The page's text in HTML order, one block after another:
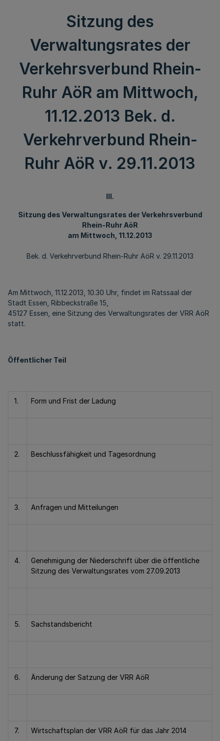
Sitzung des
Verwaltungsrates der
Verkehrsverbund Rhein-
Ruhr AöR am Mittwoch,
11.12.2013 Bek. d.
Verkehrverbund Rhein-
Ruhr AöR v. 29.11.2013
III.
Sitzung des Verwaltungsrates der Verkehrsverbund
Rhein-Ruhr AöR
am Mittwoch, 11.12.2013
Bek. d. Verkehrverbund Rhein-Ruhr AöR v. 29.11.2013
Am Mittwoch, 11.12.2013, 10.30 Uhr, findet im Ratssaal der
Stadt Essen, Ribbeckstraße 15,
45127 Essen, eine Sitzung des Verwaltungsrates der VRR AöR
statt.
Öffentlicher Teil
1. Form und Frist der Ladung
2. Beschlussfähigkeit und Tagesordnung
3. Anfragen und Mitteilungen
4.
Genehmigung der Niederschrift über die öffentliche
Sitzung des Verwaltungsrates vom 27.09.2013
5. Sachstandsbericht
6. Änderung der Satzung der VRR AöR
7. Wirtschaftsplan der VRR AöR für das Jahr 2014